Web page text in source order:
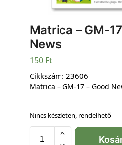
Matrica – GM-
News
150 Ft
Cikkszám: 23606
Matrica – GM-17 – Good
Nincs készleten, rendelhető